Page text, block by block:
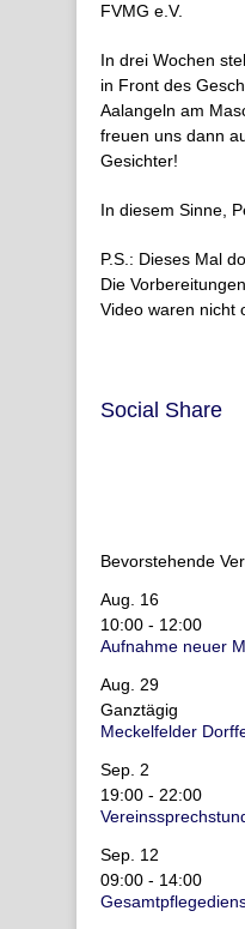
FVMG e.V.
In drei Wochen
in Front des
Aalangeln am
freuen uns dann
Gesichter!
In diesem Sinne,
P.S.: Dieses Mal
Die
Video waren nicht
Social Share
Bevorstehende
Aug. 16
10:00 - 12:00
Aufnahme neuer
Aug. 29
Ganztägig
Meckelfelder
Sep. 2
19:00 - 22:00
Sep. 12
09:00 - 14:00